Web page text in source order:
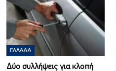
ΕΛΛΆΔΑ
Δύο συλλήψεις για κλοπή